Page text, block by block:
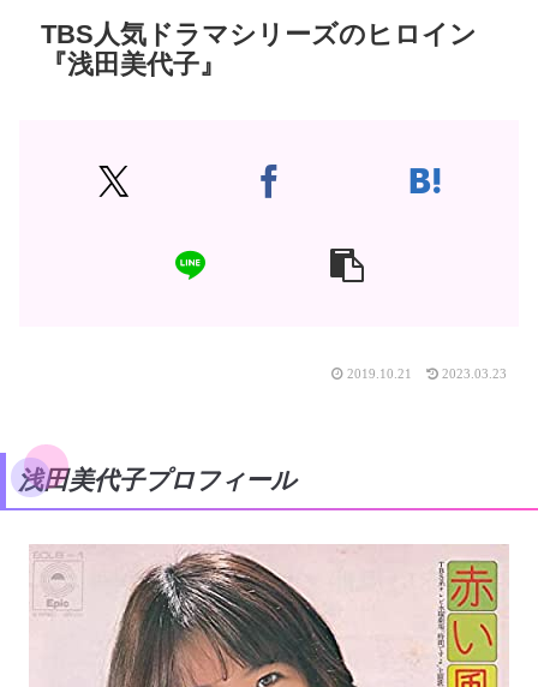
TBS人気ドラマシリーズのヒロイン
『浅田美代子』
2019.10.21 2023.03.23
浅田美代子プロフィール